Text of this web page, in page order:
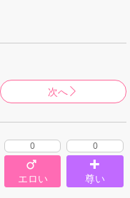
次へ
0
エロい
0
尊い